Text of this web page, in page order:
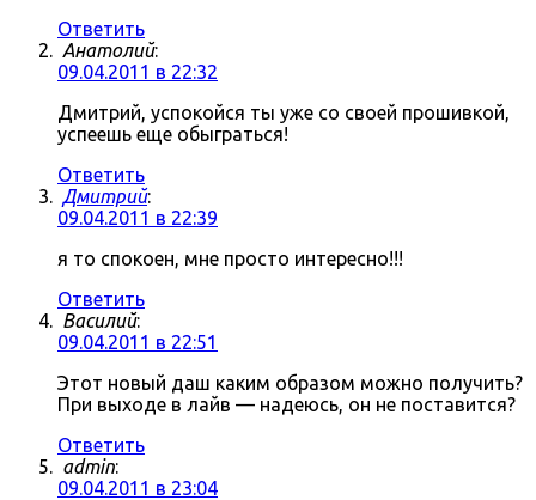
Ответить
Анатолий:
09.04.2011 в 22:32
Дмитрий, успокойся ты уже со своей прошивкой,
успеешь еще обыграться!
Ответить
Дмитрий:
09.04.2011 в 22:39
я то спокоен, мне просто интересно!!!
Ответить
Василий:
09.04.2011 в 22:51
Этот новый даш каким образом можно получить?
При выходе в лайв — надеюсь, он не поставится?
Ответить
admin:
09.04.2011 в 23:04